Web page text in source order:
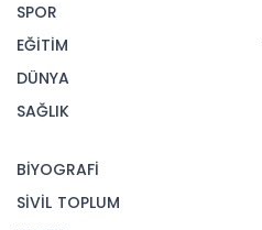
SPOR
EĞİTİM
DÜNYA
SAĞLIK
BİYOGRAFİ
SİVİL TOPLUM